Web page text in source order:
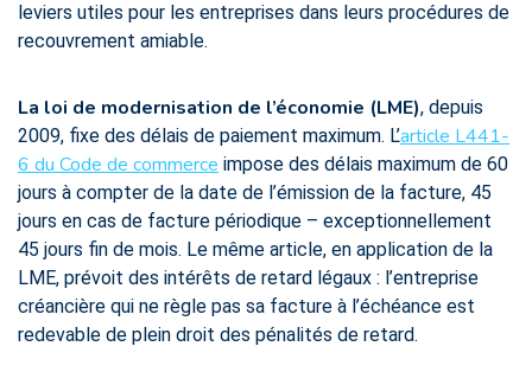
leviers utiles pour les entreprises dans leurs procédures de
recouvrement amiable.
La loi de modernisation de l’économie (LME), depuis
2009, fixe des délais de paiement maximum. L’article L441-
6 du Code de commerce impose des délais maximum de 60
jours à compter de la date de l’émission de la facture, 45
jours en cas de facture périodique – exceptionnellement
45 jours fin de mois. Le même article, en application de la
LME, prévoit des intérêts de retard légaux : l’entreprise
créancière qui ne règle pas sa facture à l’échéance est
redevable de plein droit des pénalités de retard.